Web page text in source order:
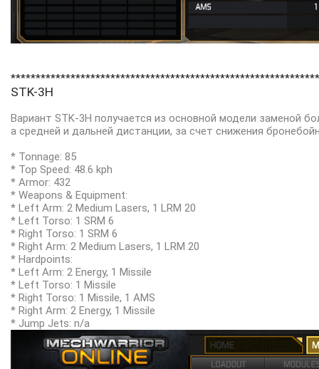
STK-3H
Вариант STK-3H получается из основной модели заменой
а средней и дальней дистанции, за счет снижения
* Tonnage: 85
* Top Speed: 48.6 kph
* Armor: 432
* Weapons & Equipment:
* Left Arm: 2 Medium Lasers, 1 LRM 20
* Left Torso: 1 SRM 6
* Right Torso: 1 SRM 6
* Right Arm: 2 Medium Lasers, 1 LRM 20
* Hardpoints:
* Left Arm: 2 Energy, 1 Missile
* Left Torso: 1 Missile
* Right Torso: 1 Missile, 1 AMS
* Right Arm: 2 Energy, 1 Missile
* Jump Jets: n/a